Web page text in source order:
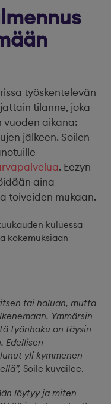
työskentelevän
tilanne, joka
vuoden aikana:
jälkeen. Soilen
. Eezyn
aina
toiveiden mukaan.
kuluessa
kokemuksiaan
tai haluan, mutta
Ymmärsin
työnhaku on täysin
Edellisen
yli kymmenen
Soile kuvailee.
löytyy ja miten